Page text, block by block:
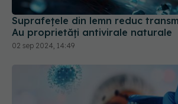
02 sep 2024, 14:49